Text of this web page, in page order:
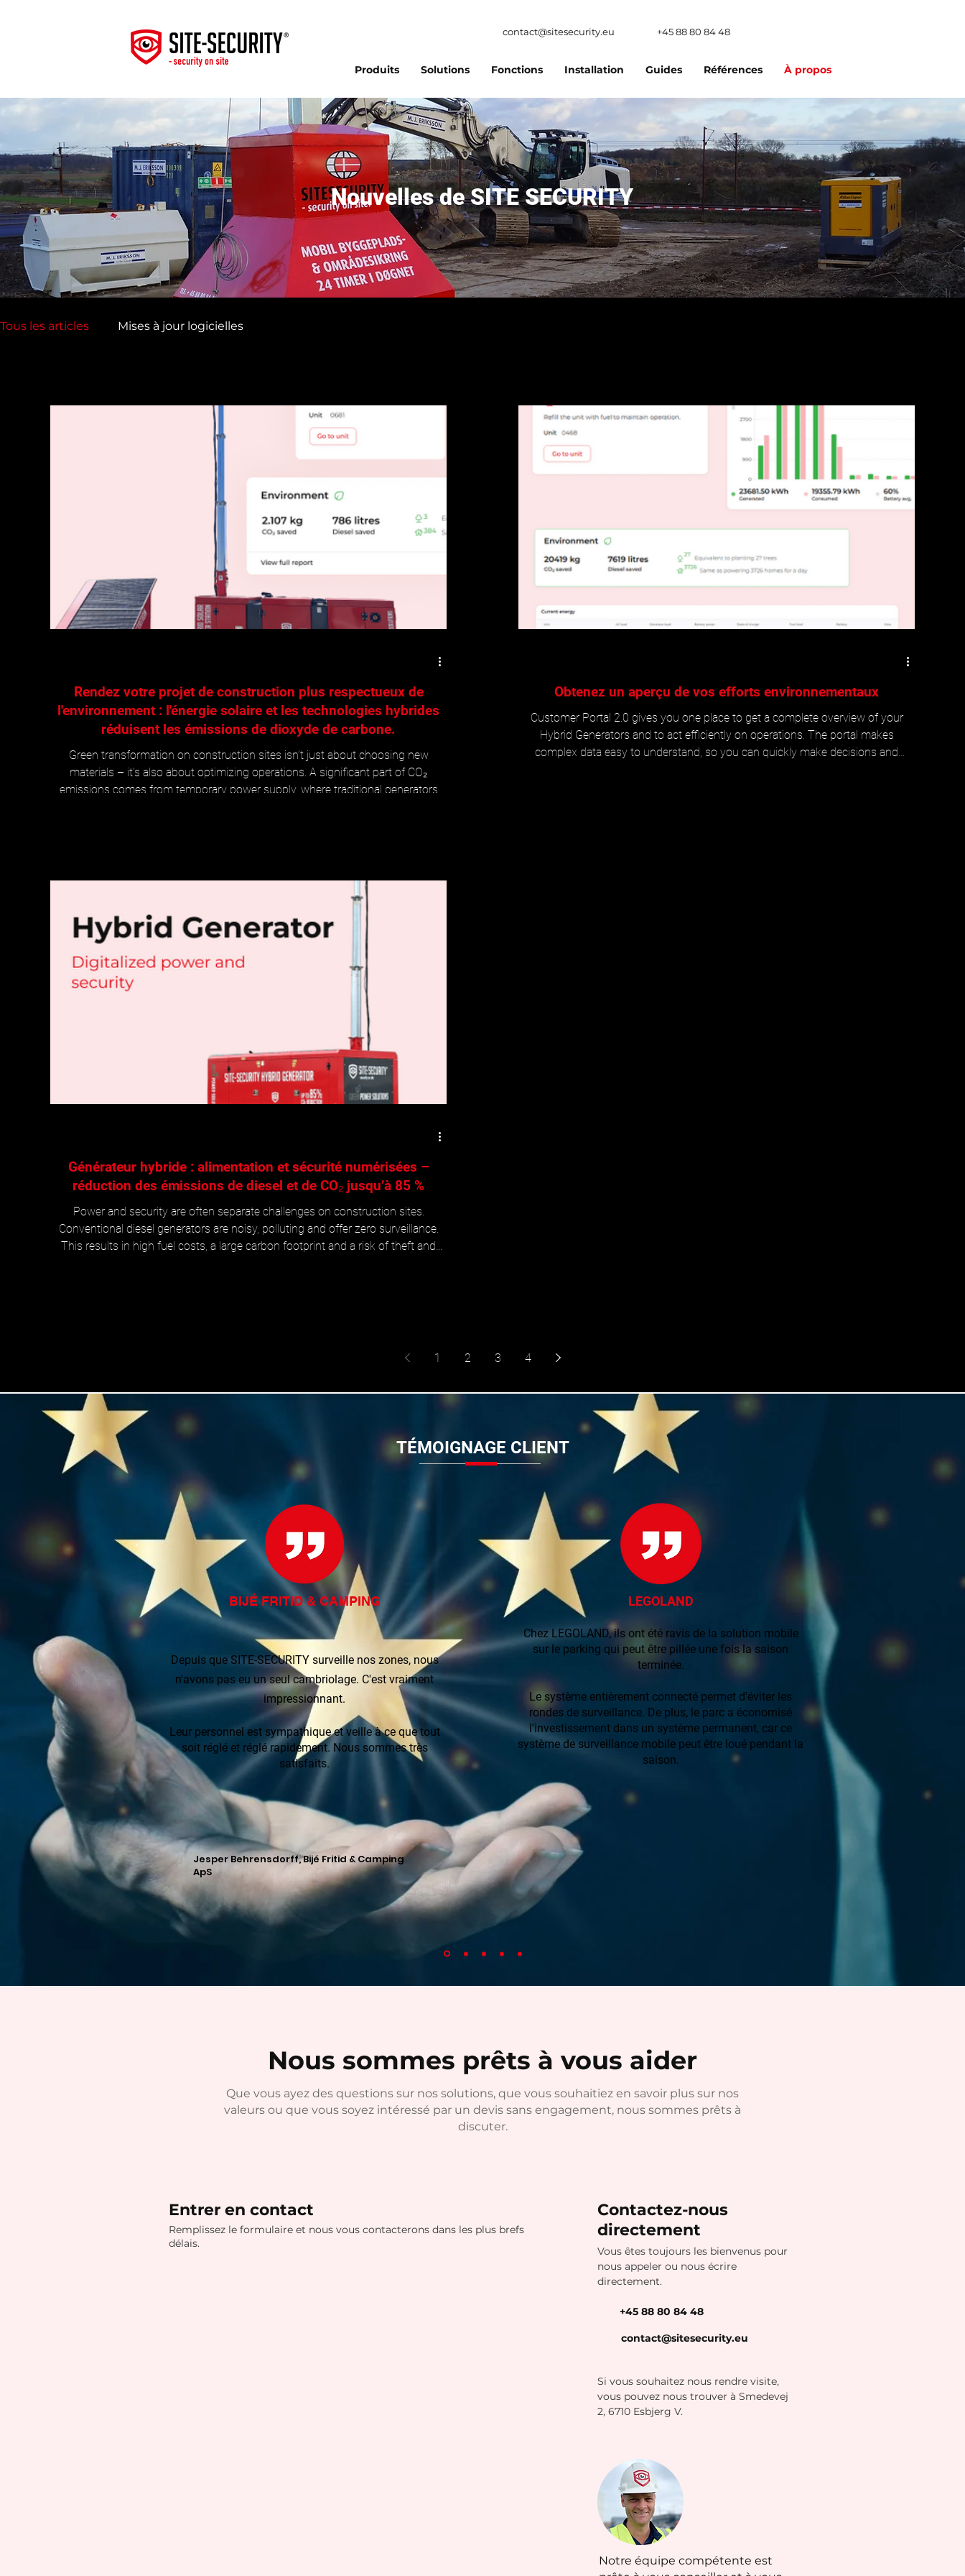
contact@sitesecurity.eu +45 88 80 84 48
Produits Solutions Fonctions Installation Guides Références À propos
Nouvelles de SITE SECURITY
Tous les articles Mises à jour logicielles
Rendez votre projet de construction plus respectueux de
l'environnement : l'énergie solaire et les technologies hybrides
réduisent les émissions de dioxyde de carbone.
Green transformation on construction sites isn’t just about choosing new
materials – it’s also about optimizing operations. A significant part of CO₂
emissions comes from temporary power supply, where traditional generators
Obtenez un aperçu de vos efforts environnementaux
Customer Portal 2.0 gives you one place to get a complete overview of your
Hybrid Generators and to act efficiently on operations. The portal makes
complex data easy to understand, so you can quickly make decisions and
Générateur hybride : alimentation et sécurité numérisées –
réduction des émissions de diesel et de CO₂ jusqu’à 85 %
Power and security are often separate challenges on construction sites.
Conventional diesel generators are noisy, polluting and offer zero surveillance.
This results in high fuel costs, a large carbon footprint and a risk of theft and
1 2 3 4
TÉMOIGNAGE CLIENT
BIJÉ FRITID & CAMPING
Depuis que SITE-SECURITY surveille nos zones, nous
n'avons pas eu un seul cambriolage. C'est vraiment
impressionnant.
Leur personnel est sympathique et veille à ce que tout
soit réglé et réglé rapidement. Nous sommes très
satisfaits.
Jesper Behrensdorff, Bijé Fritid & Camping
ApS
LEGOLAND
Chez LEGOLAND, ils ont été ravis de la solution mobile
sur le parking qui peut être pillée une fois la saison
terminée.
Le système entièrement connecté permet d'éviter les
rondes de surveillance. De plus, le parc a économisé
l'investissement dans un système permanent, car ce
système de surveillance mobile peut être loué pendant la
saison.
Nous sommes prêts à vous aider
Que vous ayez des questions sur nos solutions, que vous souhaitiez en savoir plus sur nos
valeurs ou que vous soyez intéressé par un devis sans engagement, nous sommes prêts à
discuter.
Entrer en contact
Remplissez le formulaire et nous vous contacterons dans les plus brefs
délais.
Contactez-nous
directement
Vous êtes toujours les bienvenus pour
nous appeler ou nous écrire
directement.
+45 88 80 84 48
contact@sitesecurity.eu
Si vous souhaitez nous rendre visite,
vous pouvez nous trouver à Smedevej
2, 6710 Esbjerg V.
Notre équipe compétente est